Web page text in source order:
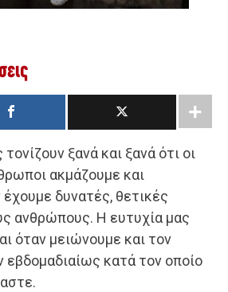
ξανά και ξανά ότι οι
ακμάζουμε και
έχουμε δυνατές, θετικές
ανθρώπους. Η ευτυχία μας
όταν μειώνουμε και τον
κατά τον οποίο